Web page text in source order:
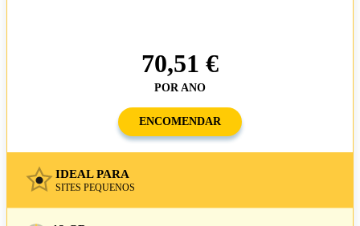
70,51 €
POR ANO
ENCOMENDAR
IDEAL PARA
SITES PEQUENOS